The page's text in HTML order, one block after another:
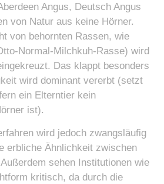
Angus, Deutsch Angus
von Natur aus keine Hörner.
von behornten Rassen, wie
Normal-Milchkuh-Rasse) wird
Das klappt besonders
wird dominant vererbt (setzt
ein Elterntier kein
ist).
wird jedoch zwangsläufig
erbliche Ähnlichkeit zwischen
sehen Institutionen wie
kritisch, da durch die